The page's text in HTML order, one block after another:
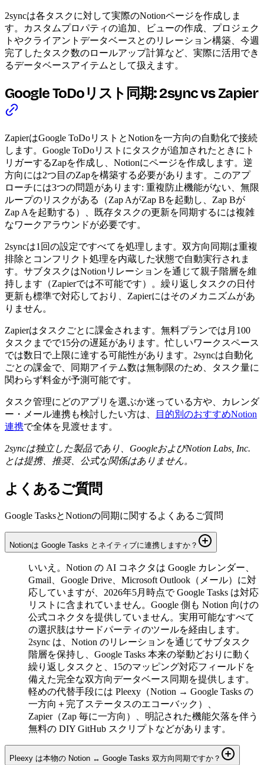
2syncは各タスクに対して実際のNotionページを作成しま
す。カスタムプロパティの追加、ビューの作成、プロジェク
トやクライアントデータベースとのリレーション構築、今週
完了したタスク数のロールアップ計算など、実際に活用でき
るデータベースアイテムとして扱えます。
Google ToDoリスト同期: 2sync vs Zapier
ZapierはGoogle ToDoリストとNotionを一方向の自動化で接続
します。Google ToDoリストにタスクが追加されたときにト
リガーするZapを作成し、Notionにページを作成します。逆
方向には2つ目のZapを構築する必要があります。このアプ
ローチには3つの問題があります: 重複防止機能がない、無限
ループのリスクがある（Zap AがZap Bを起動し、Zap Bが
Zap Aを起動する）、既存タスクの更新を同期するには複雑
なワークアラウンドが必要です。
2syncは1回の設定ですべてを処理します。双方向同期は重複
排除とコンフリクト処理を内蔵した状態で自動実行されま
す。サブタスクはNotionリレーションを通じて親子階層を維
持します（Zapierでは不可能です）。繰り返しタスクの日付
更新も標準で対応しており、Zapierにはそのメカニズムがあ
りません。
Zapierはタスクごとに課金されます。無料プランでは月100
タスクまでで15分の遅延があります。忙しいワークスペース
では数日で上限に達する可能性があります。2syncは自動化
ごとの課金で、同期アイテム数は無制限のため、タスク量に
関わらず料金が予測可能です。
タスク管理にどのアプリを選ぶか迷っている方や、カレンダ
ー・メール連携も検討したい方は、
目的別のおすすめNotion
連携で全体を見渡せます。
2syncは独立した製品であり、GoogleおよびNotion Labs, Inc.
とは提携、推奨、公式な関係はありません。
よくあるご質問
Google TasksとNotionの同期に関するよくあるご質問
Notionは Google Tasks とネイティブに連携しますか？
いいえ。Notion の AI コネクタは Google カレンダー、
Gmail、Google Drive、Microsoft Outlook（メール）に対
応していますが、2026年5月時点で Google Tasks は対応
リストに含まれていません。Google 側も Notion 向けの
公式コネクタを提供していません。実用可能なすべて
の選択肢はサードパーティのツールを経由します。
2sync は、Notion のリレーションを通じてサブタスク
階層を保持し、Google Tasks 本来の挙動どおりに動く
繰り返しタスクと、15のマッピング対応フィールドを
備えた完全な双方向データベース同期を提供します。
軽めの代替手段には Pleexy（Notion → Google Tasks の
一方向＋完了ステータスのエコーバック）、
Zapier（Zap 毎に一方向）、明記された機能欠落を伴う
無料の DIY GitHub スクリプトなどがあります。
Pleexy は本物の Notion ↔ Google Tasks 双方向同期ですか？